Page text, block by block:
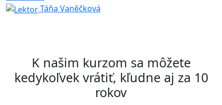
Táňa Vaněčková
K našim kurzom sa môžete
kedykoľvek vrátiť, kľudne aj za 10
rokov